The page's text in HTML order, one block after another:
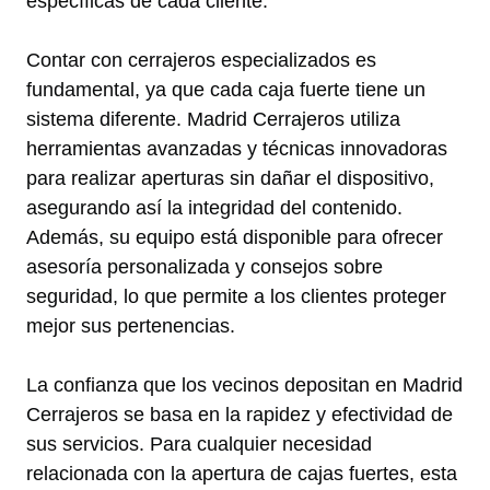
Contar con cerrajeros especializados es
fundamental, ya que cada caja fuerte tiene un
sistema diferente. Madrid Cerrajeros utiliza
herramientas avanzadas y técnicas innovadoras
para realizar aperturas sin dañar el dispositivo,
asegurando así la integridad del contenido.
Además, su equipo está disponible para ofrecer
asesoría personalizada y consejos sobre
seguridad, lo que permite a los clientes proteger
mejor sus pertenencias.
La confianza que los vecinos depositan en Madrid
Cerrajeros se basa en la rapidez y efectividad de
sus servicios. Para cualquier necesidad
relacionada con la apertura de cajas fuertes, esta